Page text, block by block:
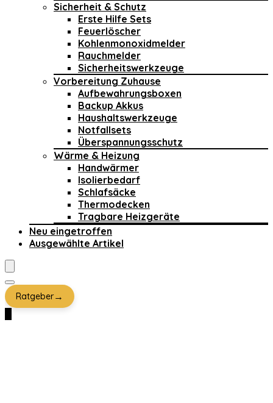
Sicherheit & Schutz
Erste Hilfe Sets
Feuerlöscher
Kohlenmonoxidmelder
Rauchmelder
Sicherheitswerkzeuge
Vorbereitung Zuhause
Aufbewahrungsboxen
Backup Akkus
Haushaltswerkzeuge
Notfallsets
Überspannungsschutz
Wärme & Heizung
Handwärmer
Isolierbedarf
Schlafsäcke
Thermodecken
Tragbare Heizgeräte
Neu eingetroffen
Ausgewählte Artikel
Ratgeber→